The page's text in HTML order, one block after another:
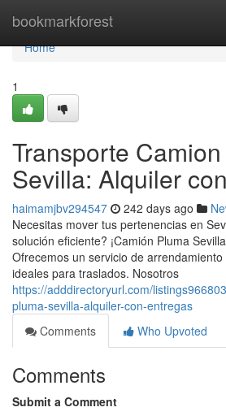
bookmarkforest
Home
Home
1
Transporte
Sevilla: Alquiler
haimamjbv294547 242 days ago
Necesitas mover tus pertenencias en
solución eficiente? ¡Camión Pluma
Ofrecemos un servicio de
ideales para traslados. Nosotros
https://adddirectoryurl.com/
pluma-sevilla-alquiler-con-entregas
Comments
Who Upvoted
Comments
Submit a Comment